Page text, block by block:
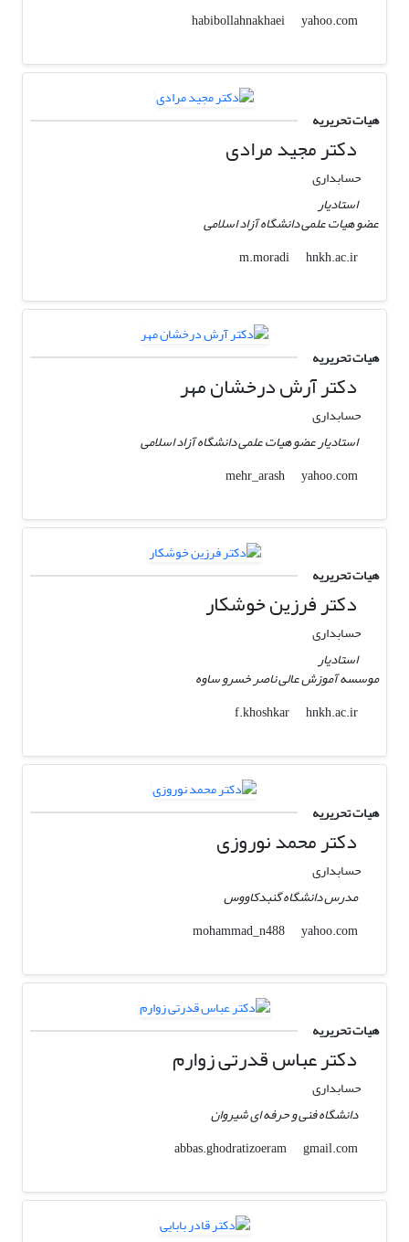
habibollahnakhaei
yahoo.com
هیات تحریریه
دکتر مجید مرادی
حسابداری
استادیار
عضو هیات علمی دانشگاه آزاد اسلامی
m.moradi
hnkh.ac.ir
هیات تحریریه
دکتر آرش درخشان مهر
حسابداری
استادیار عضو هیات علمی دانشگاه آزاد اسلامی
mehr_arash
yahoo.com
هیات تحریریه
دکتر فرزین خوشکار
حسابداری
استادیار
موسسه آموزش عالی ناصر خسرو ساوه
f.khoshkar
hnkh.ac.ir
هیات تحریریه
دکتر محمد نوروزی
حسابداری
مدرس دانشگاه گنبدکاووس
mohammad_n488
yahoo.com
هیات تحریریه
دکتر عباس قدرتی زوارم
حسابداری
دانشگاه فنی و حرفه ای شیروان
abbas.ghodratizoeram
gmail.com